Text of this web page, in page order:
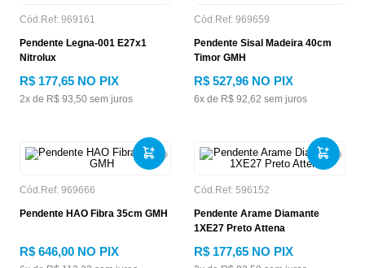
Cód.Ref: 969161
Pendente Legna-001 E27x1
Nitrolux
R$ 177,65 NO PIX
2x de R$ 93,50 sem juros
Cód.Ref: 969659
Pendente Sisal Madeira 40cm
Timor GMH
R$ 527,96 NO PIX
6x de R$ 92,62 sem juros
Cód.Ref: 969666
Pendente HAO Fibra 35cm GMH
R$ 646,00 NO PIX
Cód.Ref: 596152
Pendente Arame Diamante
1XE27 Preto Attena
R$ 177,65 NO PIX